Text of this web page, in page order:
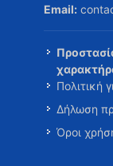
Email:
Πολιτική
Δήλωση
Όροι